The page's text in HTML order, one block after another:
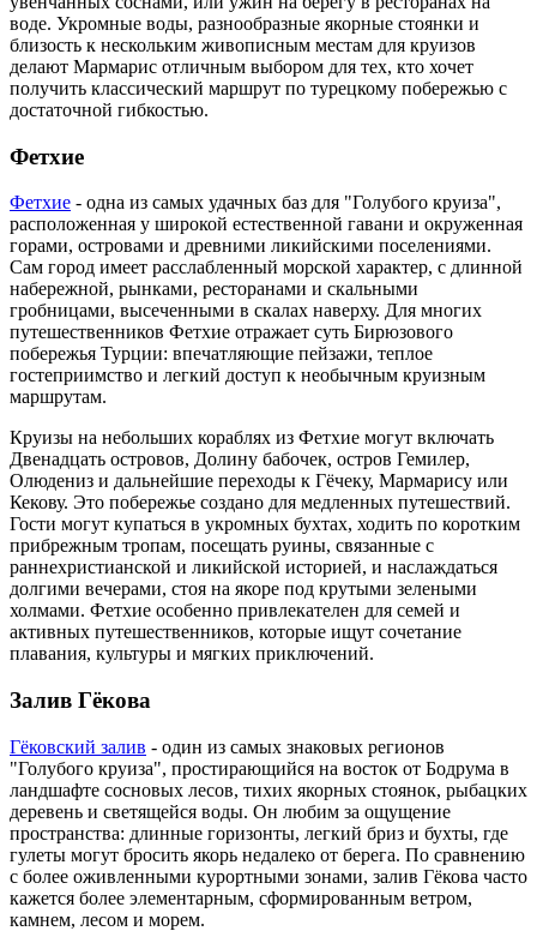
воде. Укромные воды, разнообразные якорные стоянки и
близость к нескольким живописным местам для круизов
делают Мармарис отличным выбором для тех, кто хочет
получить классический маршрут по турецкому побережью с
достаточной гибкостью.
Фетхие
Фетхие - одна из самых удачных баз для "Голубого круиза",
расположенная у широкой естественной гавани и окруженная
горами, островами и древними ликийскими поселениями.
Сам город имеет расслабленный морской характер, с длинной
набережной, рынками, ресторанами и скальными
гробницами, высеченными в скалах наверху. Для многих
путешественников Фетхие отражает суть Бирюзового
побережья Турции: впечатляющие пейзажи, теплое
гостеприимство и легкий доступ к необычным круизным
маршрутам.
Круизы на небольших кораблях из Фетхие могут включать
Двенадцать островов, Долину бабочек, остров Гемилер,
Олюдениз и дальнейшие переходы к Гёчеку, Мармарису или
Кекову. Это побережье создано для медленных путешествий.
Гости могут купаться в укромных бухтах, ходить по коротким
прибрежным тропам, посещать руины, связанные с
раннехристианской и ликийской историей, и наслаждаться
долгими вечерами, стоя на якоре под крутыми зелеными
холмами. Фетхие особенно привлекателен для семей и
активных путешественников, которые ищут сочетание
плавания, культуры и мягких приключений.
Залив Гёкова
Гёковский залив - один из самых знаковых регионов
"Голубого круиза", простирающийся на восток от Бодрума в
ландшафте сосновых лесов, тихих якорных стоянок, рыбацких
деревень и светящейся воды. Он любим за ощущение
пространства: длинные горизонты, легкий бриз и бухты, где
гулеты могут бросить якорь недалеко от берега. По сравнению
с более оживленными курортными зонами, залив Гёкова часто
кажется более элементарным, сформированным ветром,
камнем, лесом и морем.